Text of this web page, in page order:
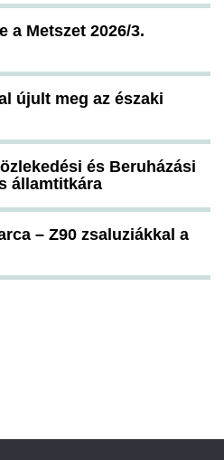
a Metszet 2026/3.
újult meg az északi
és Beruházási
államtitkára
– Z90 zsaluziákkal a